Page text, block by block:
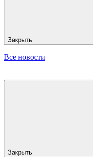
Закрыть
Все новости
Закрыть